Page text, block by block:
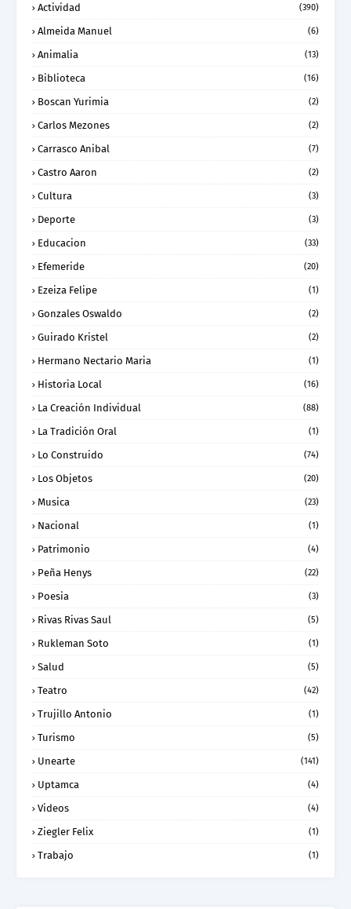
Actividad (390)
Almeida Manuel (6)
Animalia (13)
Biblioteca (16)
Boscan Yurimia (2)
Carlos Mezones (2)
Carrasco Anibal (7)
Castro Aaron (2)
Cultura (3)
Deporte (3)
Educacion (33)
Efemeride (20)
Ezeiza Felipe (1)
Gonzales Oswaldo (2)
Guirado Kristel (2)
Hermano Nectario Maria (1)
Historia Local (16)
La Creación Individual (88)
La Tradición Oral (1)
Lo Construido (74)
Los Objetos (20)
Musica (23)
Nacional (1)
Patrimonio (4)
Peña Henys (22)
Poesia (3)
Rivas Rivas Saul (5)
Rukleman Soto (1)
Salud (5)
Teatro (42)
Trujillo Antonio (1)
Turismo (5)
Unearte (141)
Uptamca (4)
Videos (4)
Ziegler Felix (1)
Trabajo (1)